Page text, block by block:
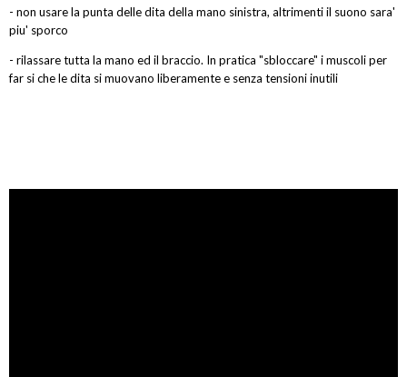
- non usare la punta delle dita della mano sinistra, altrimenti il suono sara'
piu' sporco
- rilassare tutta la mano ed il braccio. In pratica "sbloccare" i muscoli per
far si che le dita si muovano liberamente e senza tensioni inutili